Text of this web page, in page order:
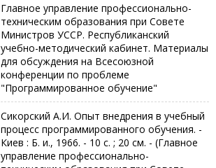
Главное управление профессионально-
техническим образования при Совете
Министров УССР. Республиканский
учебно-методический кабинет. Материалы
для обсуждения на Всесоюзной
конференции по проблеме
"Программированное обучение"
Сикорский А.И. Опыт внедрения в учебный
процесс программированного обучения. -
Киев : Б. и., 1966. - 10 с. ; 20 см. - (Главное
управление профессионально-